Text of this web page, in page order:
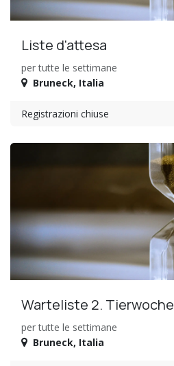
Liste d'attesa
per tutte le settimane
Bruneck, Italia
Registrazioni chiuse
Warteliste 2. Tierwoche
per tutte le settimane
Bruneck, Italia